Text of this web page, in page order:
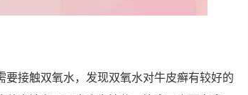
接触双氧水，发现双氧水对牛皮癣有较好的